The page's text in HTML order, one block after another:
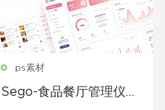
ps素材
Sego-食品餐厅管理仪表